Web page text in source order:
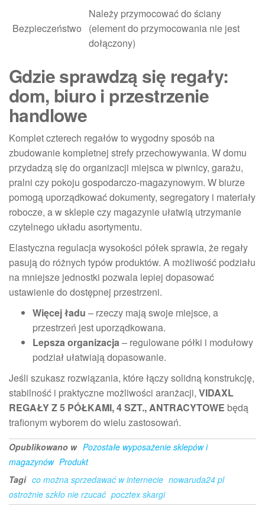
Bezpieczeństwo
Należy przymocować do ściany
(element do przymocowania nie jest
dołączony)
Gdzie sprawdzą się regały:
dom, biuro i przestrzenie
handlowe
Komplet czterech regałów to wygodny sposób na
zbudowanie kompletnej strefy przechowywania. W domu
przydadzą się do organizacji miejsca w piwnicy, garażu,
pralni czy pokoju gospodarczo-magazynowym. W biurze
pomogą uporządkować dokumenty, segregatory i materiały
robocze, a w sklepie czy magazynie ułatwią utrzymanie
czytelnego układu asortymentu.
Elastyczna regulacja wysokości półek sprawia, że regały
pasują do różnych typów produktów. A możliwość podziału
na mniejsze jednostki pozwala lepiej dopasować
ustawienie do dostępnej przestrzeni.
Więcej ładu – rzeczy mają swoje miejsce, a
przestrzeń jest uporządkowana.
Lepsza organizacja– regulowane półki i modułowy
podział ułatwiają dopasowanie.
Jeśli szukasz rozwiązania, które łączy solidną konstrukcję,
stabilność i praktyczne możliwości aranżacji, VIDAXL
REGAŁY Z 5 PÓŁKAMI, 4 SZT., ANTRACYTOWE będą
trafionym wyborem do wielu zastosowań.
Opublikowano w Pozostałe wyposażenie sklepów i
magazynów Produkt
Tagi co można sprzedawać w internecie nowaruda24 pl
ostrożnie szkło nie rzucać pocztex skargi